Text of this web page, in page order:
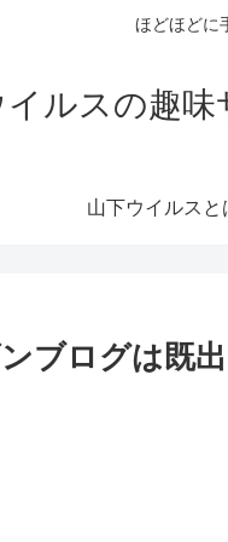
ほどほどに
イルスの趣
山下ウイルスと
ブログは既